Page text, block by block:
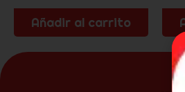
Añadir al carrito